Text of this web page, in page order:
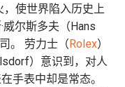
使世界陷入历史上
尔斯多夫（Hans
。 劳力士（Rolex）
）意识到，对人
手表中却是常态。